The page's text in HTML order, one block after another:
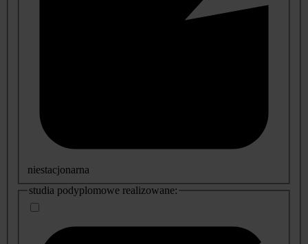
niestacjonarna
studia podyplomowe realizowane: